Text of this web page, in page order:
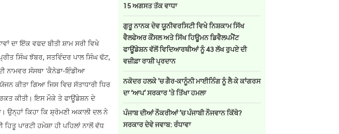
ਦਾ ਇੱਕ ਵਫਦ ਬੀਤੀ ਸ਼ਾਮ ਸਰੀ ਵਿਖੇ
ਸਿੰਘ ਝੱਬਰ, ਸਤਵਿੰਦਰ ਪਾਲ ਸਿੰਘ ਢੱਟ,
ਨਾਮਵਰ ਸੰਸਥਾ 'ਕੈਨੇਡਾ-ਇੰਡੀਆ
ਕੀਤਾ ਗਿਆ ਜਿਸ ਵਿਚ ਸੱਤਾਧਾਰੀ ਧਿਰ
ਕੀਤੀ। ਇਸ ਮੌਕੇ ਤੇ ਫਾਊਂਡੇਸ਼ਨ ਦੇ
ਕਿਹਾ ਕਿ ਸ਼੍ਰੋਮਣੀ ਅਕਾਲੀ ਦਲ ਨੇ
ਪਾਰਟੀ ਹਮੇਸ਼ਾ ਹੀ ਪਹਿਲਾਂ ਨਾਲੋਂ ਵੱਧ
15 ਅਗਸਤ ਤੱਕ ਵਾਧਾ
ਗੁਰੂ ਨਾਨਕ ਦੇਵ ਯੂਨੀਵਰਸਿਟੀ ਵਿਖੇ ਨਿਸ਼ਕਾਮ ਸਿੱਖ
ਵੈਲਫੇਅਰ ਕੌਂਸਲ ਅਤੇ ਸਿੱਖ ਹਿਊਮਨ ਡਿਵੈਲਪਮੈਂਟ
ਫਾਊਂਡੇਸ਼ਨ ਵੱਲੋਂ ਵਿਦਿਆਰਥੀਆਂ ਨੂੰ 43 ਲੱਖ ਰੁਪਏ ਦੀ
ਵਜ਼ੀਫ਼ਾ ਰਾਸ਼ੀ ਪ੍ਰਦਾਨ
ਨਕੋਦਰ ਹਲਕੇ ’ਚ ਗੈਰ-ਕਾਨੂੰਨੀ ਮਾਈਨਿੰਗ ਨੂੰ ਲੈ ਕੇ ਕਾਂਗਰਸ
ਦਾ ‘ਆਪ’ ਸਰਕਾਰ ’ਤੇ ਤਿੱਖਾ ਹਮਲਾ
ਪੰਜਾਬ ਦੀਆਂ ਨੌਕਰੀਆਂ ’ਚ ਪੰਜਾਬੀ ਨੌਜਵਾਨ ਕਿੱਥੇ?
ਸਰਕਾਰ ਦੇਵੇ ਜਵਾਬ: ਰੰਧਾਵਾ